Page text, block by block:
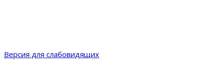
Версия для слабовидящих